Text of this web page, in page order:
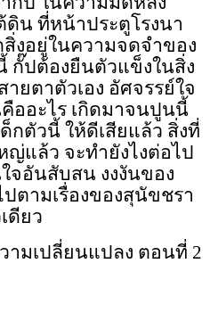
ดิน ที่หน้าประตูโรงนา
งอยู่ในความจดจำของ
กั๊ปต้องยืนตัวแข็งในสิ่ง
ายตาตัวเอง อัศจรรย์ใจ
ออะไร เกิดมาจนปูนนี้
กตัวนี้ ให้ดีเสียแล้ว สิ่งที่
แล้ว จะทำยังไงต่อไป
จอันสับสน งงงันของ
ตามเรื่องของสุนัขชรา
ดียว
มเปลี่ยนแปลง ตอนที่ 2